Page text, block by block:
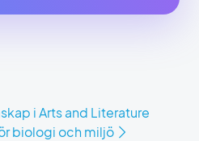
i Arts and Literature
biologi och miljö